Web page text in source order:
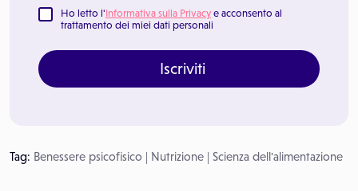
Ho letto l'Informativa sulla Privacy e acconsento al
trattamento dei miei dati personali
Iscriviti
Tag: Benessere psicofisico | Nutrizione | Scienza dell'alimentazione